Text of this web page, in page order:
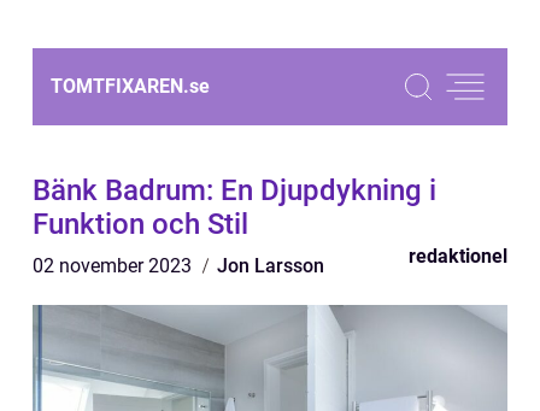
TOMTFIXAREN.se
Bänk Badrum: En Djupdykning i
Funktion och Stil
02 november 2023 Jon Larsson redaktionel